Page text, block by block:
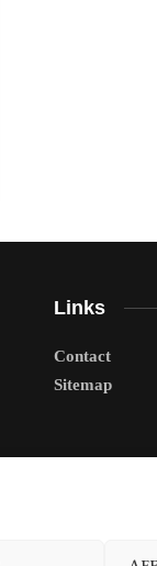
Links
Contact
Sitemap